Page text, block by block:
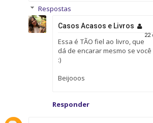
Respostas
Casos Acasos e Livros
22
Essa é TÃO fiel ao livro, que
dá de encarar mesmo se
:)
Beijooos
Responder